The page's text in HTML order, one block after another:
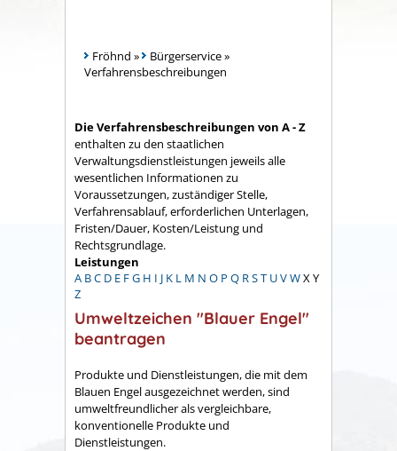
Fröhnd » Bürgerservice»
Verfahrensbeschreibungen
Die Verfahrensbeschreibungen von A - Z
enthalten zu den staatlichen
Verwaltungsdienstleistungen jeweils alle
wesentlichen Informationen zu
Voraussetzungen, zuständiger Stelle,
Verfahrensablauf, erforderlichen Unterlagen,
Fristen/Dauer, Kosten/Leistung und
Rechtsgrundlage.
Leistungen
A BC D E FG H I J K L M N O P Q RST UVWX Y
Z
Umweltzeichen "Blauer Engel"
beantragen
Produkte und Dienstleistungen, die mit dem
Blauen Engel ausgezeichnet werden, sind
umweltfreundlicher als vergleichbare,
konventionelle Produkte und
Dienstleistungen.